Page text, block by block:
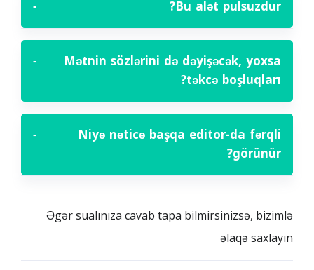
Bu alət pulsuzdur?
−
Mətnin sözlərini də dəyişəcək, yoxsa
təkcə boşluqları?
−
Niyə nəticə başqa editor-da fərqli
görünür?
−
Əgər sualınıza cavab tapa bilmirsinizsə, bizimlə
əlaqə saxlayın